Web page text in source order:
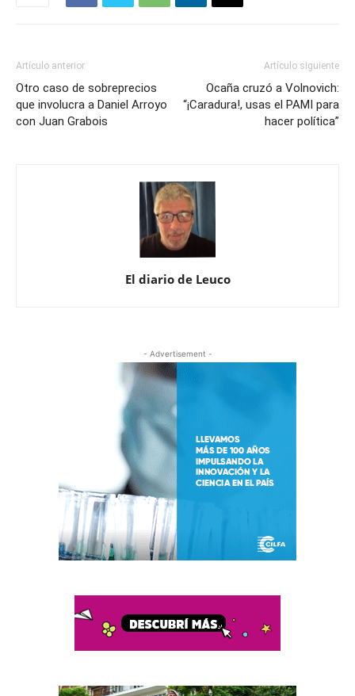
Artículo anterior
Otro caso de sobreprecios
que involucra a Daniel Arroyo
con Juan Grabois
Artículo siguiente
Ocaña cruzó a Volnovich:
“¡Caradura!, usas el PAMI para
hacer política”
El diario de Leuco
- Advertisement -